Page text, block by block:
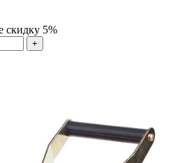
скидку 5%
+